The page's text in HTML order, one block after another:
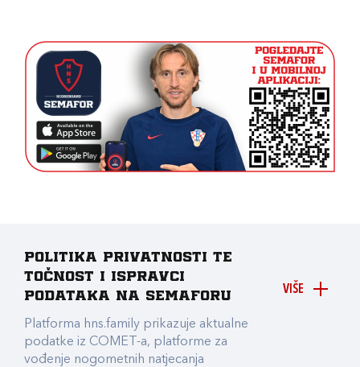
VIŠE
Politika privatnosti te
točnost i ispravci
podataka na Semaforu
Platforma hns.family prikazuje aktualne
podatke iz COMET-a, platforme za
vođenje nogometnih natjecanja